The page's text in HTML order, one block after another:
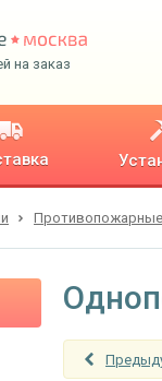
на заказ